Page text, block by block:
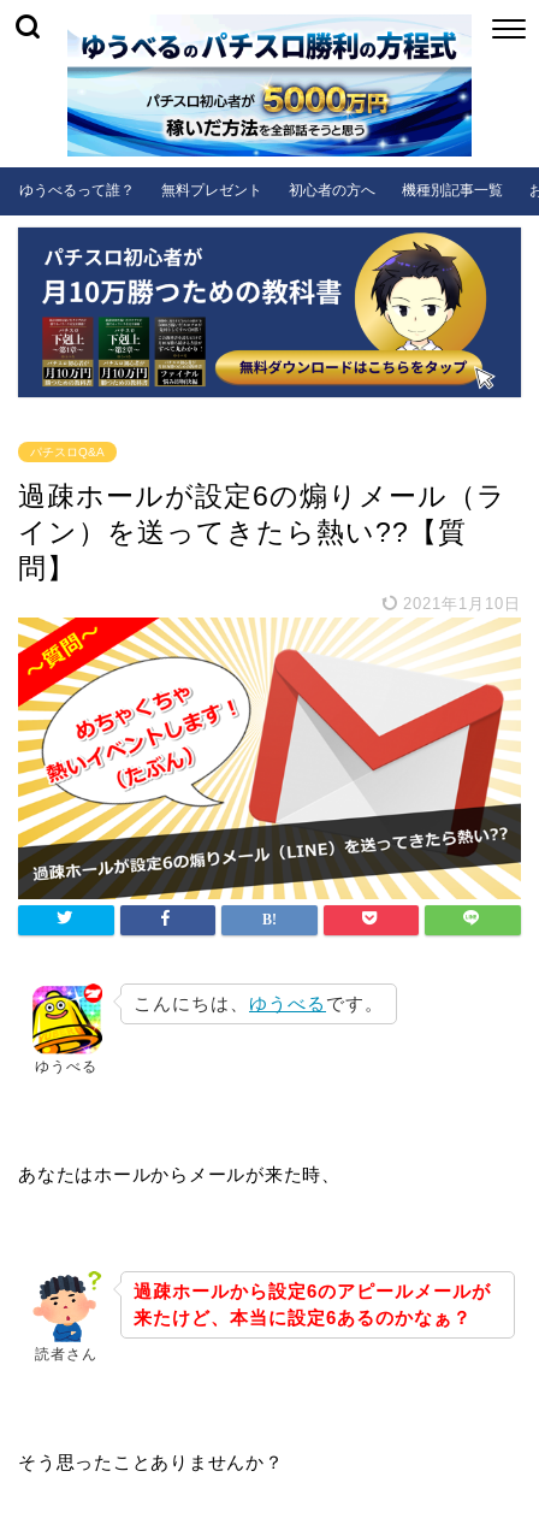
ゆうべるって誰？ 無料プレゼント 初心者の方へ 機種別記事一覧
パチスロQ&A
過疎ホールが設定6の煽りメール（ラ
イン）を送ってきたら熱い??【質
問】
2021年1月10日
ゆうべる
こんにちは、 ゆうべる です。
あなたはホールからメールが来た時、
読者さん
過疎ホールから設定6のアピールメールが
来たけど、本当に設定6あるのかなぁ？
そう思ったことありませんか？